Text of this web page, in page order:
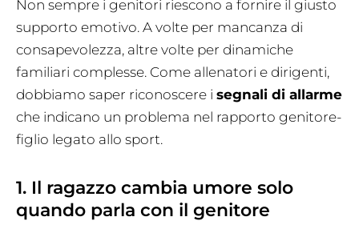
Non sempre i genitori riescono a fornire il giusto
supporto emotivo. A volte per mancanza di
consapevolezza, altre volte per dinamiche
familiari complesse. Come allenatori e dirigenti,
dobbiamo saper riconoscere i segnali di allarme
che indicano un problema nel rapporto genitore-
figlio legato allo sport.
1. Il ragazzo cambia umore solo
quando parla con il genitore